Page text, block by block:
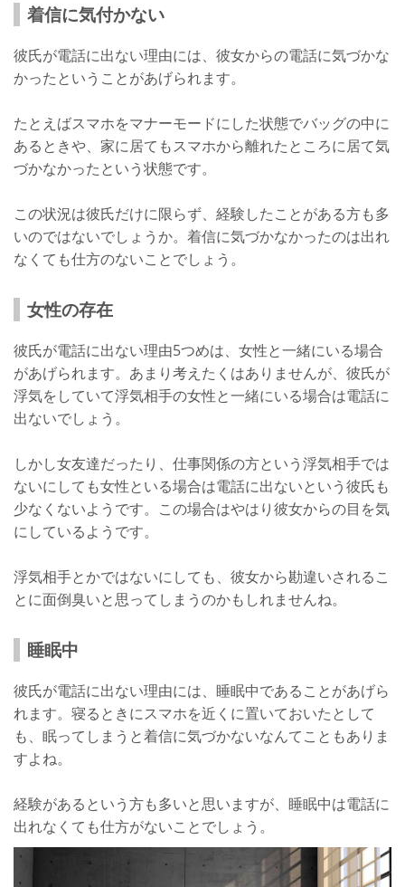
着信に気付かない
彼氏が電話に出ない理由には、彼女からの電話に気づかな
かったということがあげられます。
たとえばスマホをマナーモードにした状態でバッグの中に
あるときや、家に居てもスマホから離れたところに居て気
づかなかったという状態です。
この状況は彼氏だけに限らず、経験したことがある方も多
いのではないでしょうか。着信に気づかなかったのは出れ
なくても仕方のないことでしょう。
女性の存在
彼氏が電話に出ない理由5つめは、女性と一緒にいる場合
があげられます。あまり考えたくはありませんが、彼氏が
浮気をしていて浮気相手の女性と一緒にいる場合は電話に
出ないでしょう。
しかし女友達だったり、仕事関係の方という浮気相手では
ないにしても女性といる場合は電話に出ないという彼氏も
少なくないようです。この場合はやはり彼女からの目を気
にしているようです。
浮気相手とかではないにしても、彼女から勘違いされるこ
とに面倒臭いと思ってしまうのかもしれませんね。
睡眠中
彼氏が電話に出ない理由には、睡眠中であることがあげら
れます。寝るときにスマホを近くに置いておいたとして
も、眠ってしまうと着信に気づかないなんてこともありま
すよね。
経験があるという方も多いと思いますが、睡眠中は電話に
出れなくても仕方がないことでしょう。